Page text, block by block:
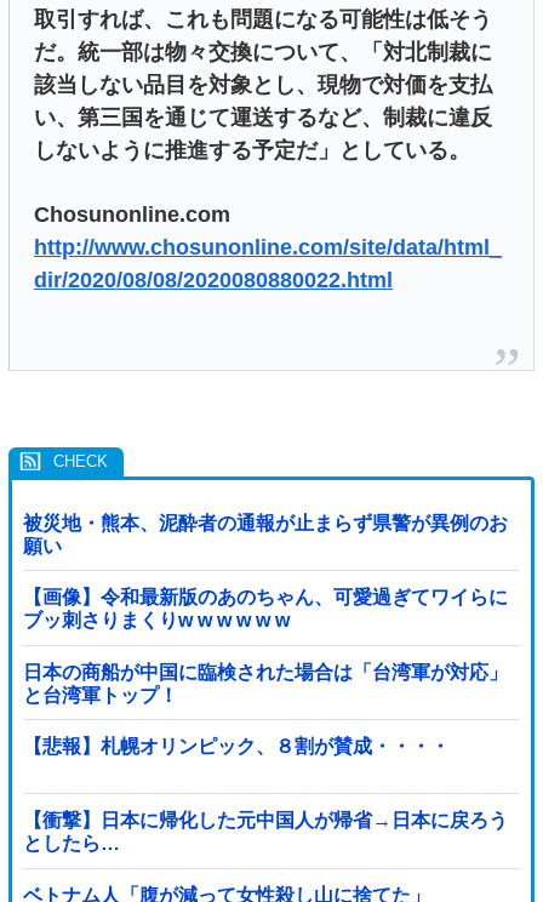
取引すれば、これも問題になる可能性は低そう
だ。統一部は物々交換について、「対北制裁に
該当しない品目を対象とし、現物で対価を支払
い、第三国を通じて運送するなど、制裁に違反
しないように推進する予定だ」としている。
Chosunonline.com
http://www.chosunonline.com/site/data/html_
dir/2020/08/08/2020080880022.html
被災地・熊本、泥酔者の通報が止まらず県警が異例のお
願い
【画像】令和最新版のあのちゃん、可愛過ぎてワイらに
ブッ刺さりまくりw w w w w w
日本の商船が中国に臨検された場合は「台湾軍が対応」
と台湾軍トップ！
【悲報】札幌オリンピック、８割が賛成・・・・
【衝撃】日本に帰化した元中国人が帰省→日本に戻ろう
としたら…
ベトナム人「腹が減って女性殺し山に捨てた」